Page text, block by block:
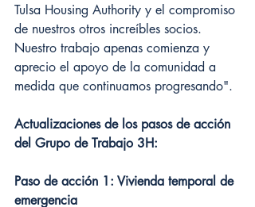
Tulsa Housing Authority y el compromiso
de nuestros otros increíbles socios.
Nuestro trabajo apenas comienza y
aprecio el apoyo de la comunidad a
medida que continuamos progresando".
Actualizaciones de los pasos de acción
del Grupo de Trabajo 3H:
Paso de acción 1: Vivienda temporal de
emergencia